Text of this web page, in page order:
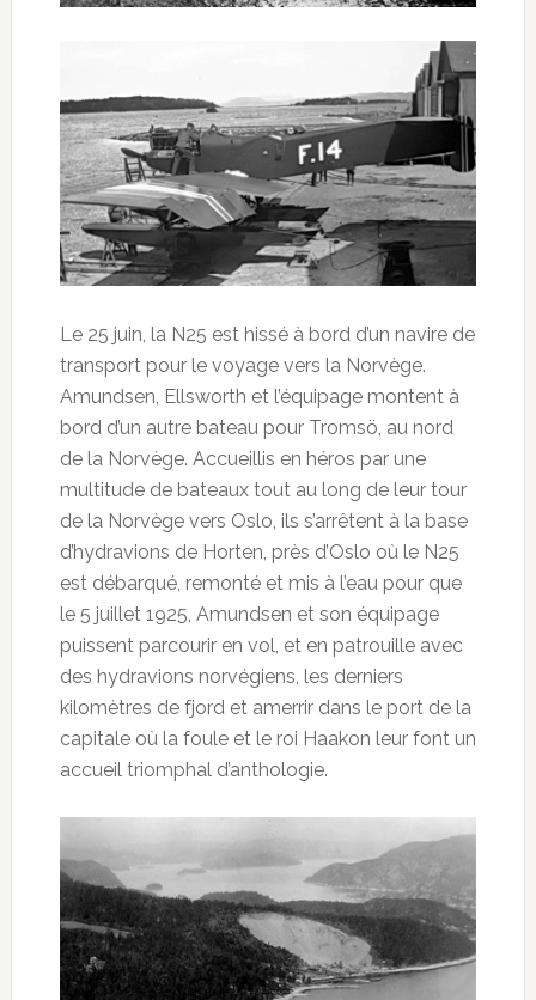
Le 25 juin, la N25 est hissé à bord d’un navire de
transport pour le voyage vers la Norvège.
Amundsen, Ellsworth et l’équipage montent à
bord d’un autre bateau pour Tromsö, au nord
de la Norvège. Accueillis en héros par une
multitude de bateaux tout au long de leur tour
de la Norvège vers Oslo, ils s’arrêtent à la base
d’hydravions de Horten, près d’Oslo où le N25
est débarqué, remonté et mis à l’eau pour que
le 5 juillet 1925, Amundsen et son équipage
puissent parcourir en vol, et en patrouille avec
des hydravions norvégiens, les derniers
kilomètres de fjord et amerrir dans le port de la
capitale où la foule et le roi Haakon leur font un
accueil triomphal d’anthologie.